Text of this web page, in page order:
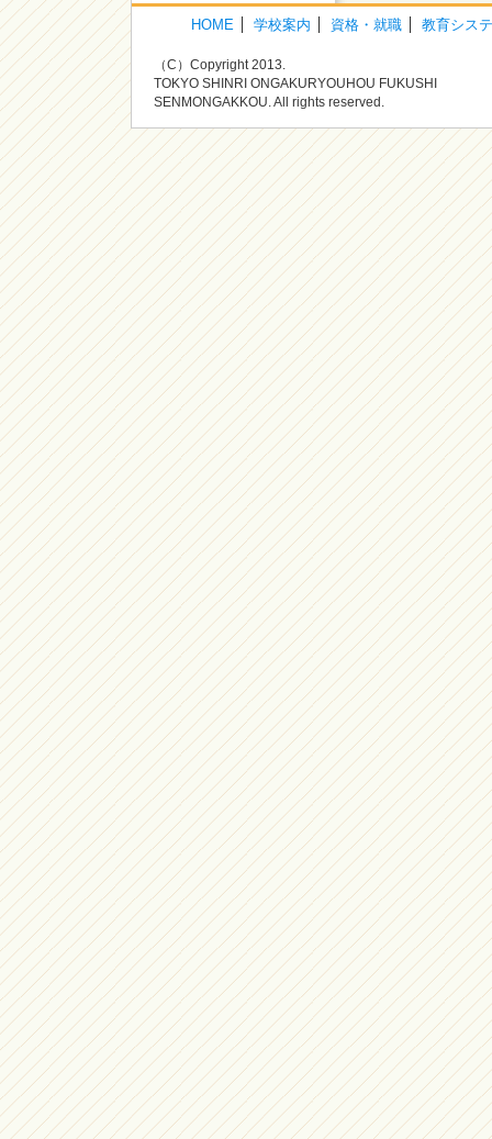
HOME 学校案内 資格・就職 教育シス
（C）Copyright 2013.
TOKYO SHINRI ONGAKURYOUHOU FUKUSHI
SENMONGAKKOU. All rights reserved.